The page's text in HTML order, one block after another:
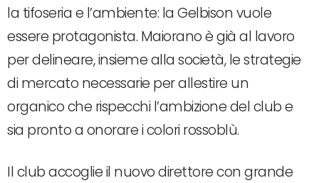
la tifoseria e l’ambiente: la Gelbison vuole
essere protagonista. Maiorano è già al lavoro
per delineare, insieme alla società, le strategie
di mercato necessarie per allestire un
organico che rispecchi l’ambizione del club e
sia pronto a onorare i colori rossoblù.
Il club accoglie il nuovo direttore con grande